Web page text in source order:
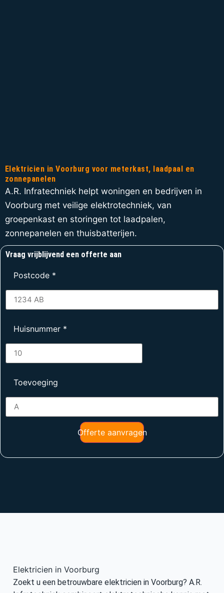
Elektricien in Voorburg voor meterkast, laadpaal en
zonnepanelen
A.R. Infratechniek helpt woningen en bedrijven in
Voorburg met veilige elektrotechniek, van
groepenkast en storingen tot laadpalen,
zonnepanelen en thuisbatterijen.
Vraag vrijblijvend een offerte aan
Postcode *
Huisnummer *
Toevoeging
Offerte aanvragen
Elektricien in Voorburg
Zoekt u een betrouwbare elektricien in Voorburg? A.R.